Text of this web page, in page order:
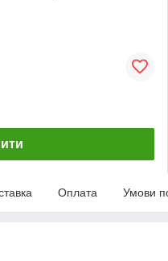
Оплата Умови